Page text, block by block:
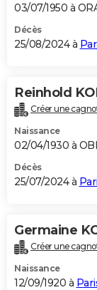
S'inscrire
Se connecter
Lycées
Collèges
Primaires
Universités
Entreprises
Service militaire
Avis de recherche
AVIS DE DÉCÈS
Bricolage
Lifestyle
Culture
Sport
Auto
Television
Voyage
Cinema
03/07/1950 à
Décès
25/08/2024 à
Reinhold
Créer une
Naissance
02/04/1930 à
Décès
25/07/2024 à
Germaine
Créer une
Naissance
12/09/1920 à